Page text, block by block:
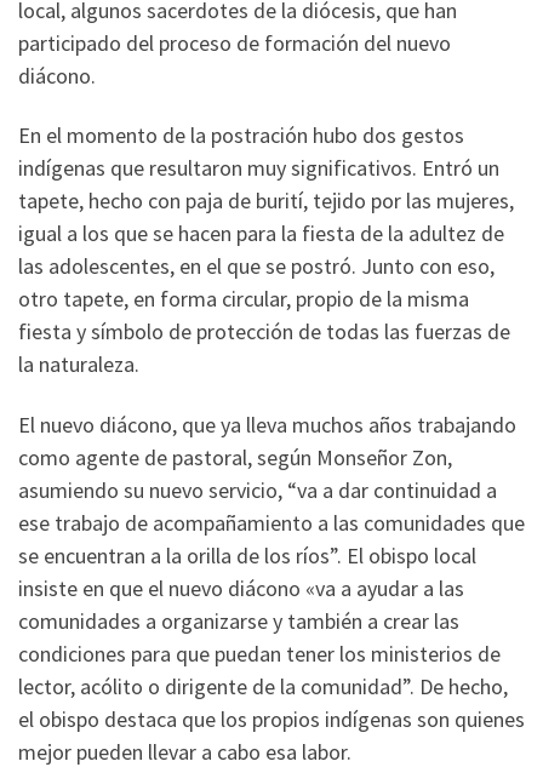
local, algunos sacerdotes de la diócesis, que han
participado del proceso de formación del nuevo
diácono.
En el momento de la postración hubo dos gestos
indígenas que resultaron muy significativos. Entró un
tapete, hecho con paja de burití, tejido por las mujeres,
igual a los que se hacen para la fiesta de la adultez de
las adolescentes, en el que se postró. Junto con eso,
otro tapete, en forma circular, propio de la misma
fiesta y símbolo de protección de todas las fuerzas de
la naturaleza.
El nuevo diácono, que ya lleva muchos años trabajando
como agente de pastoral, según Monseñor Zon,
asumiendo su nuevo servicio, “va a dar continuidad a
ese trabajo de acompañamiento a las comunidades que
se encuentran a la orilla de los ríos”. El obispo local
insiste en que el nuevo diácono «va a ayudar a las
comunidades a organizarse y también a crear las
condiciones para que puedan tener los ministerios de
lector, acólito o dirigente de la comunidad”. De hecho,
el obispo destaca que los propios indígenas son quienes
mejor pueden llevar a cabo esa labor.